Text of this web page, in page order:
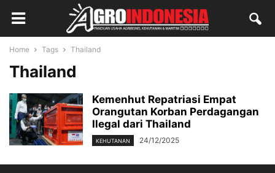
Home Tags Thailand
Thailand
Kemenhut Repatriasi Empat
Orangutan Korban Perdagangan
Ilegal dari Thailand
KEHUTANAN 24/12/2025